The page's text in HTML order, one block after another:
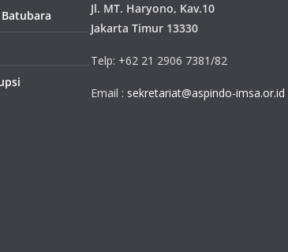
Jl. MT. Haryono, Kav.10
Jakarta Timur 13330
Telp: +62 21 2906 7381/82
Email : sekretariat@aspindo-imsa.or.id